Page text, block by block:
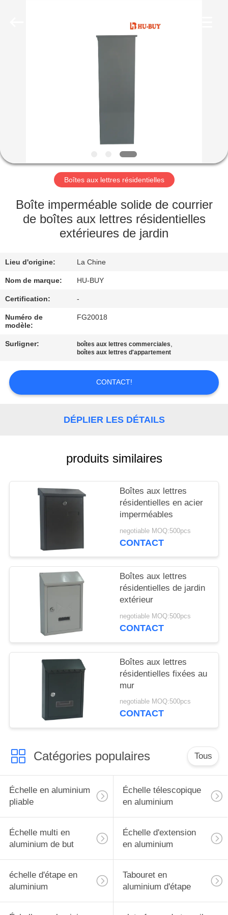
DE
NOUS
VISITE
D'USINE
DE
QUALITÉ
CONTACTEZ-
NOUS
UNE
CITATION
PRIVACY
POLICY
Boîtes aux lettres résidentielles
Boîte imperméable solide de courrier
de boîtes aux lettres résidentielles
extérieures de jardin
Lieu d'origine: La Chine
Nom de marque: HU-BUY
Certification: -
Numéro de
modèle:
FG20018
Surligner: boîtes aux lettres commerciales,
boîtes aux lettres d'appartement
CONTACT!
DÉPLIER LES DÉTAILS
produits similaires
Boîtes aux lettres
résidentielles en acier
imperméables
negotiable MOQ:500pcs
CONTACT
Boîtes aux lettres
résidentielles de jardin
extérieur
negotiable MOQ:500pcs
CONTACT
Boîtes aux lettres
résidentielles fixées au
mur
negotiable MOQ:500pcs
CONTACT
Catégories populaires Tous
Échelle en aluminium
pliable
Échelle télescopique
en aluminium
Échelle multi en
aluminium de but
Échelle d'extension
en aluminium
échelle d'étape en
aluminium
Tabouret en
aluminium d'étape